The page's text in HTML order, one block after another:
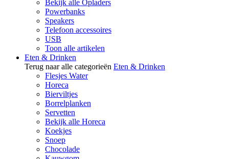
Bekijk alle Opladers
Powerbanks
Speakers
Telefoon accessoires
USB
Toon alle artikelen
Eten & Drinken
Terug naar alle categorieën Eten & Drinken
Flesjes Water
Horeca
Bierviltjes
Borrelplanken
Servetten
Bekijk alle Horeca
Koekjes
Snoep
Chocolade